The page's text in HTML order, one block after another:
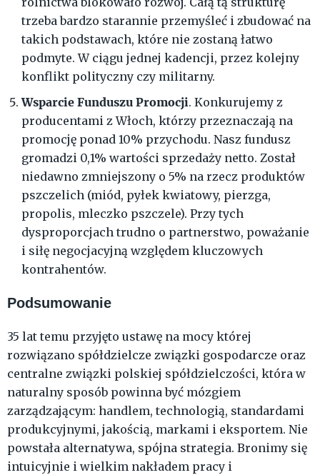
trzeba bardzo starannie przemyśleć i zbudować na
takich podstawach, które nie zostaną łatwo
podmyte. W ciągu jednej kadencji, przez kolejny
konflikt polityczny czy militarny.
Wsparcie Funduszu Promocji. Konkurujemy z
producentami z Włoch, którzy przeznaczają na
promocję ponad 10% przychodu. Nasz fundusz
gromadzi 0,1% wartości sprzedaży netto. Został
niedawno zmniejszony o 5% na rzecz produktów
pszczelich (miód, pyłek kwiatowy, pierzga,
propolis, mleczko pszczele). Przy tych
dysproporcjach trudno o partnerstwo, poważanie
i siłę negocjacyjną względem kluczowych
kontrahentów.
Podsumowanie
35 lat temu przyjęto ustawę na mocy której
rozwiązano spółdzielcze związki gospodarcze oraz
centralne związki polskiej spółdzielczości, która w
naturalny sposób powinna być mózgiem
zarządzającym: handlem, technologią, standardami
produkcyjnymi, jakością, markami i eksportem. Nie
powstała alternatywa, spójna strategia. Bronimy się
intuicyjnie i wielkim nakładem pracy i